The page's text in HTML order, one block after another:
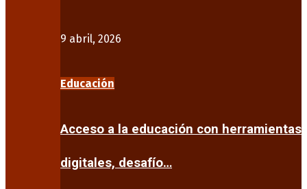
9 abril, 2026
Educación
Acceso a la educación con herramientas
digitales, desafío…